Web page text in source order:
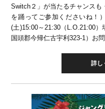
Switch２」が当たるチャンス
を踊ってご参加くださいね！
(土)15:00～21:30（L.O.21:00
国頭郡今帰仁古宇利323-1）お
詳し